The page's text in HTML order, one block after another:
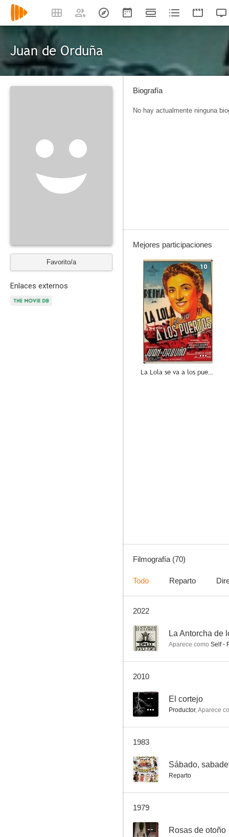
Juan de Orduña
Favorito/a
Enlaces externos
Biografía
No hay actualmente ninguna
Mejores participaciones
10
La Lola se va a los puertos
¡Viva la muerte... tuya!
3.0
Filmografía (70)
Todo Reparto
2022
-- La Antorcha de
Aparece como Self -
2010
-- El cortejo
Productor,Aparece
1983
-- Sábado,
Reparto
1979
-- Rosas de otoño